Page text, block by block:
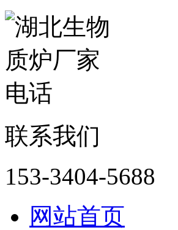
联系我们
153-3404-5688
网站首页